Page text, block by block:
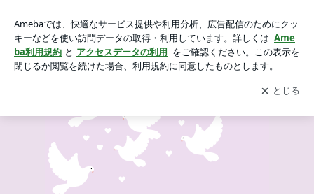
肌を目指す＊フェイシャル、カッサ 、ブライダルエステサロ
ンのティータイム
アプリをダウンロードして ブログの更新通知
を受け取りまし
ょう。
開く